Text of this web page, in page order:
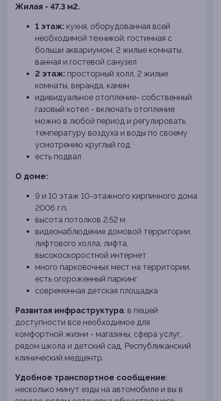
Жилая - 47.3 м2.
1 этаж: кухня, оборудованная всей
необходимой техникой, гостинная с
больши аквариумом, 2 жилые комнаты,
ванная и гостевой санузел
2 этаж: просторный холл, 2 жилые
комнаты, веранда, камин
идивидуальное отопление- собственный
газовый котел - включать отопление
можно в любой период и регулировать
температуру воздуха и воды по своему
усмотрению круглый год
есть подвал
О доме:
9 и 10 этаж 10-этажного кирпичного дома
2006 г.п.
высота потолков 2.52 м
видеонаблюдение домовой территории,
лифтового холла, лифта,
высокоскоростной интернет
много парковочных мест на территории,
есть огороженный паркинг
современная детская площадка
Развитая инфраструктура: в пешей
доступности все необходимое для
комфортной жизни - магазины, сфера услуг,
рядом школа и детский сад, Республиканский
клинический медцентр.
Удобное транспортное сообщение:
несколько минут езды на автомобиле и вы в